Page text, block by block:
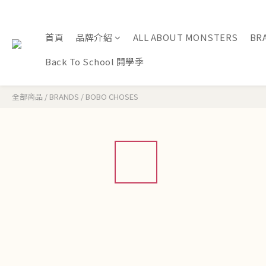
首頁 品牌介紹 ALL ABOUT MONSTERS
Back To School 開學季
全部商品 / BRANDS / BOBO CHOSES